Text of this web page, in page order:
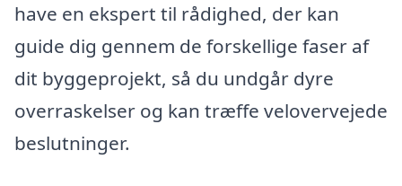
have en ekspert til rådighed, der kan
guide dig gennem de forskellige faser af
dit byggeprojekt, så du undgår dyre
overraskelser og kan træffe velovervejede
beslutninger.